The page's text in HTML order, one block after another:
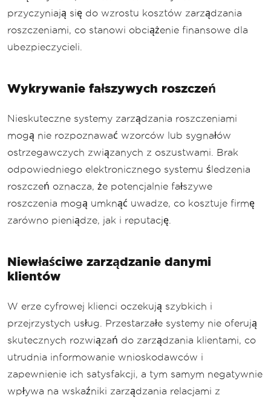
przyczyniają się do wzrostu kosztów zarządzania
roszczeniami, co stanowi obciążenie finansowe dla
ubezpieczycieli.
Wykrywanie fałszywych roszczeń
Nieskuteczne systemy zarządzania roszczeniami
mogą nie rozpoznawać wzorców lub sygnałów
ostrzegawczych związanych z oszustwami. Brak
odpowiedniego elektronicznego systemu śledzenia
roszczeń oznacza, że potencjalnie fałszywe
roszczenia mogą umknąć uwadze, co kosztuje firmę
zarówno pieniądze, jak i reputację.
Niewłaściwe zarządzanie danymi
klientów
W erze cyfrowej klienci oczekują szybkich i
przejrzystych usług. Przestarzałe systemy nie oferują
skutecznych rozwiązań do zarządzania klientami, co
utrudnia informowanie wnioskodawców i
zapewnienie ich satysfakcji, a tym samym negatywnie
wpływa na wskaźniki zarządzania relacjami z